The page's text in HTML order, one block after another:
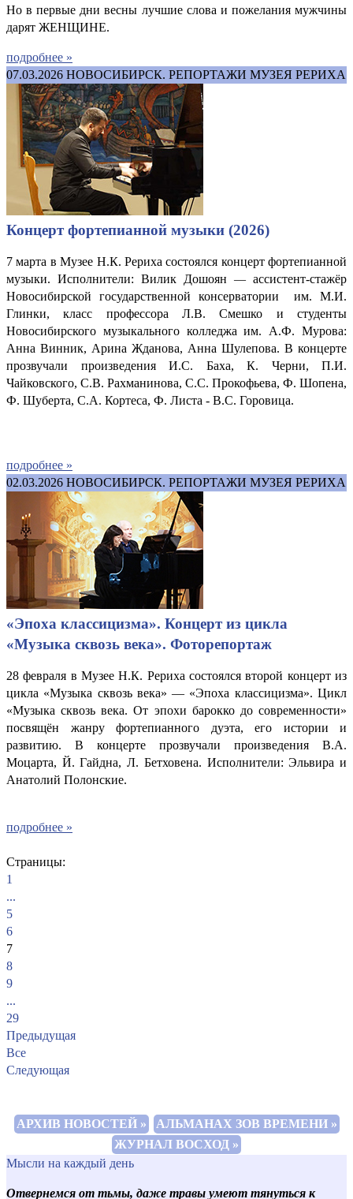
Но в первые дни весны лучшие слова и пожелания мужчины
дарят ЖЕНЩИНЕ.
подробнее »
07.03.2026 НОВОСИБИРСК. РЕПОРТАЖИ МУЗЕЯ РЕРИХА
Концерт фортепианной музыки (2026)
7 марта в Музее Н.К. Рериха состоялся концерт фортепианной
музыки. Исполнители: Вилик Дошоян — ассистент-стажёр
Новосибирской государственной консерватории им. М.И.
Глинки, класс профессора Л.В. Смешко и студенты
Новосибирского музыкального колледжа им. А.Ф. Мурова:
Анна Винник, Арина Жданова, Анна Шулепова. В концерте
прозвучали произведения И.С. Баха, К. Черни, П.И.
Чайковского, С.В. Рахманинова, С.С. Прокофьева, Ф. Шопена,
Ф. Шуберта, С.А. Кортеса, Ф. Листа - В.С. Горовица.
подробнее »
02.03.2026 НОВОСИБИРСК. РЕПОРТАЖИ МУЗЕЯ РЕРИХА
«Эпоха классицизма». Концерт из цикла
«Музыка сквозь века». Фоторепортаж
28 февраля в Музее Н.К. Рериха состоялся второй концерт из
цикла «Музыка сквозь века» — «Эпоха классицизма». Цикл
«Музыка сквозь века. От эпохи барокко до современности»
посвящён жанру фортепианного дуэта, его истории и
развитию. В концерте прозвучали произведения В.А.
Моцарта, Й. Гайдна, Л. Бетховена. Исполнители: Эльвира и
Анатолий Полонские.
подробнее »
Страницы:
1
...
5
6
7
8
9
...
29
Предыдущая
Все
Следующая
АРХИВ НОВОСТЕЙ »
АЛЬМАНАХ ЗОВ ВРЕМЕНИ »
ЖУРНАЛ ВОСХОД »
Мысли на каждый день
Отвернемся от тьмы, даже травы умеют тянуться к